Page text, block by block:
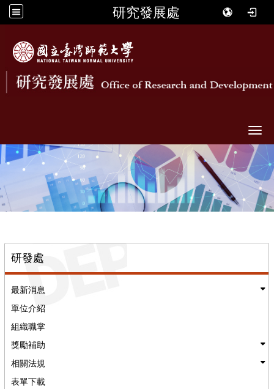
研究發展處
研發處
最新消息
單位介紹
組織職掌
獎勵補助
相關法規
表單下載